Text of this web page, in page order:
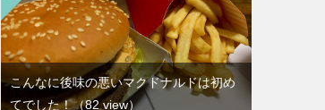
こんなに後味の悪いマクドナルドは初め
てでした！（82 view）